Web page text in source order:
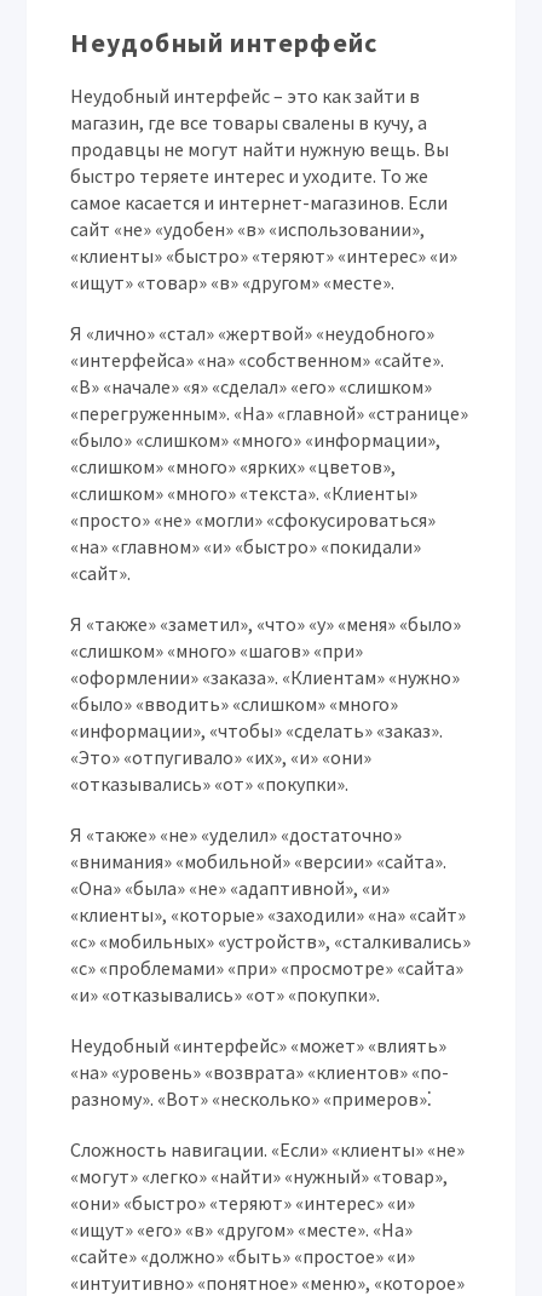
Неудобный интерфейс
Неудобный интерфейс – это как зайти в
магазин, где все товары свалены в кучу, а
продавцы не могут найти нужную вещь. Вы
быстро теряете интерес и уходите. То же
самое касается и интернет-магазинов. Если
сайт «не» «удобен» «в» «использовании»,
«клиенты» «быстро» «теряют» «интерес» «и»
«ищут» «товар» «в» «другом» «месте».
Я «лично» «стал» «жертвой» «неудобного»
«интерфейса» «на» «собственном» «сайте».
«В» «начале» «я» «сделал» «его» «слишком»
«перегруженным». «На» «главной» «странице»
«было» «слишком» «много» «информации»,
«слишком» «много» «ярких» «цветов»,
«слишком» «много» «текста». «Клиенты»
«просто» «не» «могли» «сфокусироваться»
«на» «главном» «и» «быстро» «покидали»
«сайт».
Я «также» «заметил», «что» «у» «меня» «было»
«слишком» «много» «шагов» «при»
«оформлении» «заказа». «Клиентам» «нужно»
«было» «вводить» «слишком» «много»
«информации», «чтобы» «сделать» «заказ».
«Это» «отпугивало» «их», «и» «они»
«отказывались» «от» «покупки».
Я «также» «не» «уделил» «достаточно»
«внимания» «мобильной» «версии» «сайта».
«Она» «была» «не» «адаптивной», «и»
«клиенты», «которые» «заходили» «на» «сайт»
«с» «мобильных» «устройств», «сталкивались»
«с» «проблемами» «при» «просмотре» «сайта»
«и» «отказывались» «от» «покупки».
Неудобный «интерфейс» «может» «влиять»
«на» «уровень» «возврата» «клиентов» «по-
разному». «Вот» «несколько» «примеров»⁚
Сложность навигации. «Если» «клиенты» «не»
«могут» «легко» «найти» «нужный» «товар»,
«они» «быстро» «теряют» «интерес» «и»
«ищут» «его» «в» «другом» «месте». «На»
«сайте» «должно» «быть» «простое» «и»
«интуитивно» «понятное» «меню», «которое»